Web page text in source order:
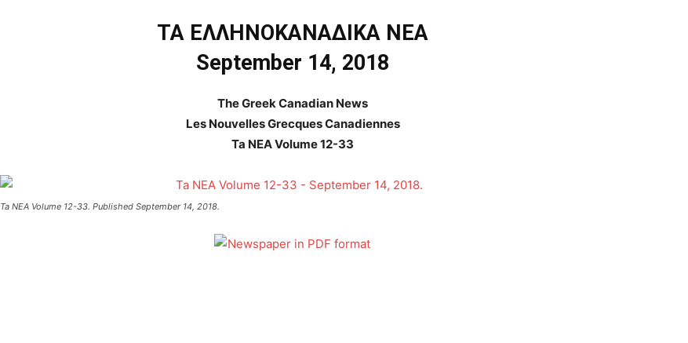
ΤΑ ΕΛΛΗΝΟΚΑΝΑΔΙΚΑ ΝΕΑ
September 14, 2018
The Greek Canadian News
Les Nouvelles Grecques Canadiennes
Ta NEA Volume 12-33
Ta NEA Volume 12-33. Published September 14, 2018.